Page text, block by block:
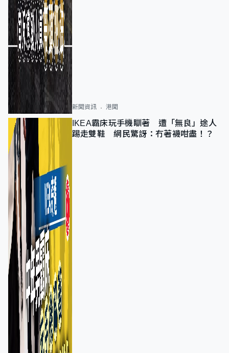
新聞資訊 港聞
IKEA霸床玩手機瞓著 遭「無良」途人
踢走雙鞋 網民驚訝：冇著襪咁盡！？